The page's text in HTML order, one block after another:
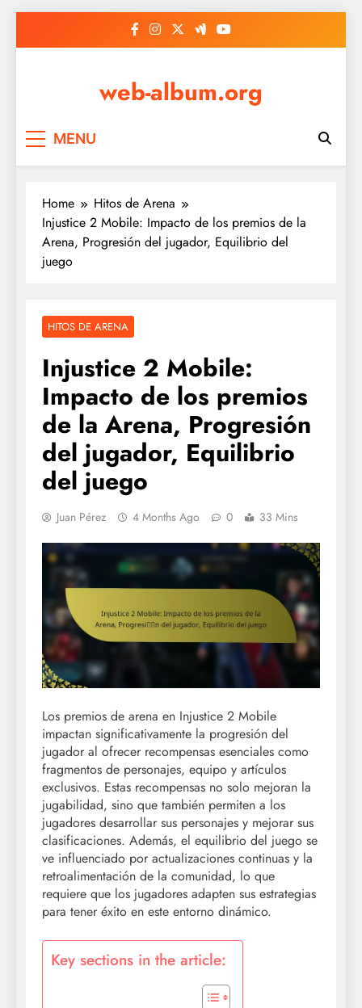
web-album.org
MENU
Home
Hitos de Arena
Injustice 2 Mobile: Impacto de los premios de la
Arena, Progresión del jugador, Equilibrio del
juego
HITOS DE ARENA
Injustice 2 Mobile:
Impacto de los premios
de la Arena, Progresión
del jugador, Equilibrio
del juego
Juan Pérez 4 Months Ago 0 33 Mins
Los premios de arena en Injustice 2 Mobile
impactan significativamente la progresión del
jugador al ofrecer recompensas esenciales como
fragmentos de personajes, equipo y artículos
exclusivos. Estas recompensas no solo mejoran la
jugabilidad, sino que también permiten a los
jugadores desarrollar sus personajes y mejorar sus
clasificaciones. Además, el equilibrio del juego se
ve influenciado por actualizaciones continuas y la
retroalimentación de la comunidad, lo que
requiere que los jugadores adapten sus estrategias
para tener éxito en este entorno dinámico.
Key sections in the article: